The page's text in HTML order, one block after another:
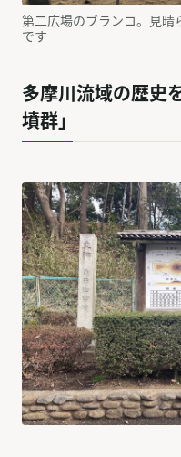
第二広場のブランコ。見晴
です
多摩川流域の歴史
墳群」